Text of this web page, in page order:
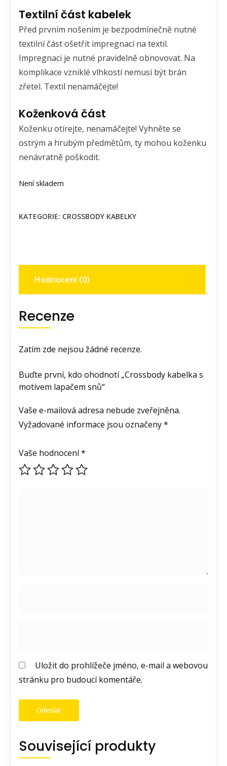
Textilní část kabelek
Před prvním nošením je bezpodmínečně nutné
textilní část ošetřit impregnací na textil.
Impregnaci je nutné pravidelně obnovovat. Na
komplikace vzniklé vlhkostí nemusí být brán
zřetel. Textil nenamáčejte!
Koženková část
Koženku otírejte, nenamáčejte! Vyhněte se
ostrým a hrubým předmětům, ty mohou koženku
nenávratně poškodit.
Není skladem
KATEGORIE: CROSSBODY KABELKY
Hodnocení (0)
Recenze
Zatím zde nejsou žádné recenze.
Buďte první, kdo ohodnotí „Crossbody kabelka s
motivem lapačem snů“
Vaše e-mailová adresa nebude zveřejněna.
Vyžadované informace jsou označeny*
Vaše hodnocení*
Uložit do prohlížeče jméno, e-mail a webovou
stránku pro budoucí komentáře.
Související produkty